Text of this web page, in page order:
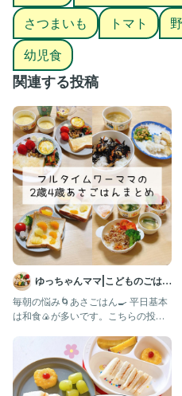
さつまいも
トマト
幼児食
関連する投稿
ゆっちゃんママ|こどものごはん
×幼稚園べんとう
毎朝の悩み🌀あさごはん🍳 平日基本
は和食🍙が多いです。こちらの投稿